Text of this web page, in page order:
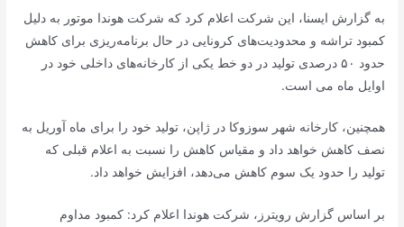
به گزارش ایسنا، این شرکت اعلام کرد که شرکت هوندا موتور به دلیل
کمبود تراشه و محدودیت‌های کرونایی در حال برنامه‌ریزی برای کاهش
حدود ۵۰ درصدی تولید در دو خط یکی از کارخانه‌های داخلی خود در
اوایل ماه می است.
همچنین، کارخانه شهر سوزوکا در ژاپن، تولید خود را برای ماه آوریل به
نصف کاهش خواهد داد و مقیاس کاهش را نسبت به اعلام قبلی که
تولید را حدود یک سوم کاهش می‌دهد، افزایش خواهد داد.
بر اساس گزارش رویترز، شرکت هوندا اعلام کرد: کمبود مداوم